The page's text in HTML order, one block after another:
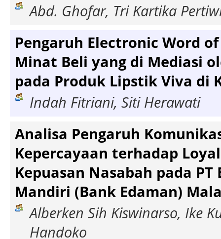
Abd. Ghofar, Tri Kartika
Pengaruh Electronic Word
Minat Beli yang di Mediasi
pada Produk Lipstik Viva di
Indah Fitriani, Siti Herawati
Analisa Pengaruh
Kepercayaan terhadap
Kepuasan Nasabah pada PT
Mandiri (Bank Edaman)
Alberken Sih Kiswinarso, Ike
Handoko